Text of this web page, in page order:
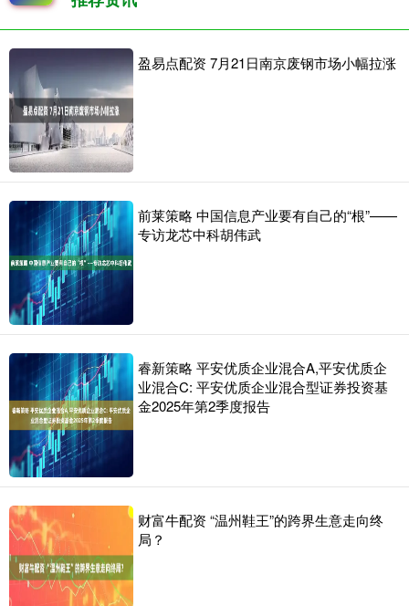
盈易点配资 7月21日南京废钢市场小幅拉涨
前莱策略 中国信息产业要有自己的“根”——
专访龙芯中科胡伟武
睿新策略 平安优质企业混合A,平安优质企
业混合C: 平安优质企业混合型证券投资基
金2025年第2季度报告
财富牛配资 “温州鞋王”的跨界生意走向终
局？